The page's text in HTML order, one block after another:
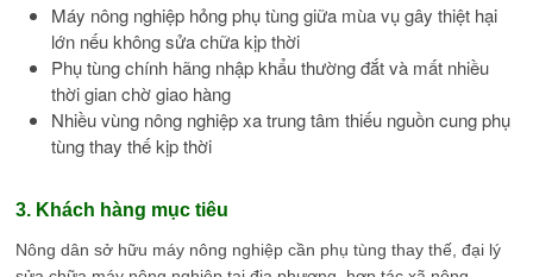
Máy nông nghiệp hỏng phụ tùng giữa mùa vụ gây thiệt hại
lớn nếu không sửa chữa kịp thời
Phụ tùng chính hãng nhập khẩu thường đắt và mất nhiều
thời gian chờ giao hàng
Nhiều vùng nông nghiệp xa trung tâm thiếu nguồn cung phụ
tùng thay thế kịp thời
3. Khách hàng mục tiêu
Nông dân sở hữu máy nông nghiệp cần phụ tùng thay thế, đại lý